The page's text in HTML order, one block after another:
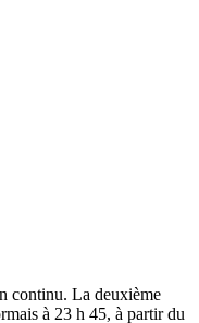
continu. La deuxième
à 23 h 45, à partir du